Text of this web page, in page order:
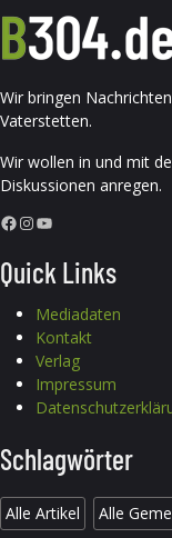
Wir bringen
Vaterstetten.
Wir wollen in und mit
Diskussionen anregen.
Facebook InstagramYouTube
Quick Links
Mediadaten
Kontakt
Verlag
Impressum
Schlagwörter
Alle Artikel Alle